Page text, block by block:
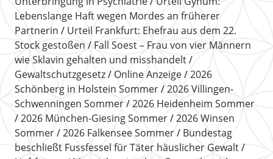
Lebenslange Haft wegen Mordes an früherer
Partnerin
Urteil Frankfurt: Ehefrau aus dem 22.
Stock gestoßen
Fall Soest – Frau von vier Männern
wie Sklavin gehalten und misshandelt
Gewaltschutzgesetz
Online Anzeige
2026
Schönberg in Holstein Sommer
2026 Villingen-
Schwenningen Sommer
2026 Heidenheim Sommer
2026 München-Giesing Sommer
2026 Winsen
Sommer
2026 Falkensee Sommer
Bundestag
beschließt Fussfessel für Täter häuslicher Gewalt